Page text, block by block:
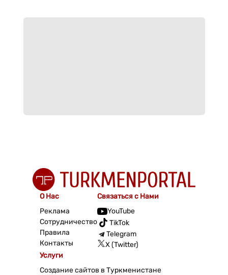
О Нас
Реклама
Сотрудничество
Правила
Контакты
Связаться с Нами
YouTube
TikTok
Telegram
X (Twitter)
Услуги
Создание сайтов в Туркменистане